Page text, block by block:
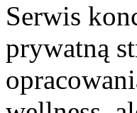
Serwis
prywatną